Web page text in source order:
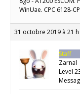
WinUae. CPC 6128-
31 octobre 2019 à 21
Staff
Zarnal
Level